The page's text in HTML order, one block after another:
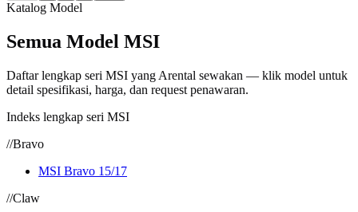
Katalog Model
Semua Model MSI
Daftar lengkap seri MSI yang Arental sewakan — klik model untuk
detail spesifikasi, harga, dan request penawaran.
Indeks lengkap seri MSI
//Bravo
MSI Bravo 15/17
//Claw